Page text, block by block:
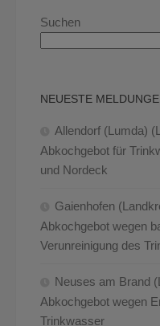
Suchen
NEUESTE
Allendorf (Lumda)
Abkochgebot für
und Nordeck
Gaienhofen
Abkochgebot wegen
Verunreinigung des
Neuses am Brand
Abkochgebot wegen
Trinkwasser